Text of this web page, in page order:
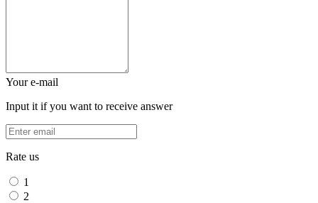
Your e-mail
Input it if you want to receive answer
Rate us
1
2